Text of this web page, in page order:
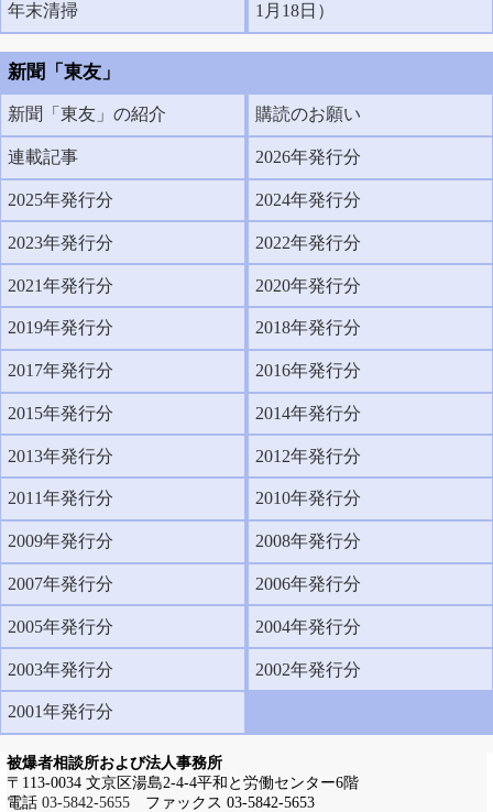
被爆者相談所および法人事務所
〒113-0034 文京区湯島2-4-4平和と労働センター6階
電話 03-5842-5655ファックス 03-5842-5653
年末清掃
1月18日）
新聞「東友」
新聞「東友」の紹介 購読のお願い
連載記事 2026年発行分
2025年発行分 2024年発行分
2023年発行分 2022年発行分
2021年発行分 2020年発行分
2019年発行分 2018年発行分
2017年発行分 2016年発行分
2015年発行分 2014年発行分
2013年発行分 2012年発行分
2011年発行分 2010年発行分
2009年発行分 2008年発行分
2007年発行分 2006年発行分
2005年発行分 2004年発行分
2003年発行分 2002年発行分
2001年発行分